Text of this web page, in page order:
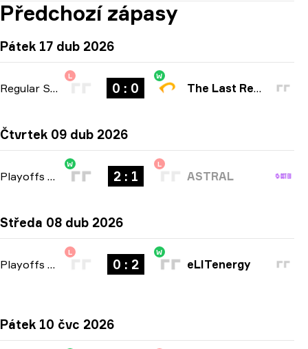
Předchozí zápasy
Pátek 17 dub 2026
Regular Season
L
0 : 0
W
The Last Resort
Čtvrtek 09 dub 2026
Playoffs bo3
W
2 : 1
L
ASTRAL
Středa 08 dub 2026
Playoffs
L
0 : 2
W
eLITenergy
Pátek 10 čvc 2026